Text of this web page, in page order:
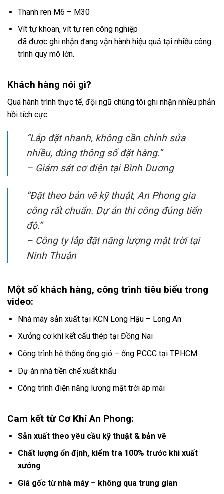
Thanh ren M6 – M30
Vít tự khoan, vít tự ren công nghiệp
đã được ghi nhận đang vận hành hiệu quả tại nhiều công
trình quy mô lớn.
Khách hàng nói gì?
Qua hành trình thực tế, đội ngũ chúng tôi ghi nhận nhiều phản
hồi tích cực:
“Lắp đặt nhanh, không cần chỉnh sửa
nhiều, đúng thông số đặt hàng.”
– Giám sát cơ điện tại Bình Dương
“Đặt theo bản vẽ kỹ thuật, An Phong gia
công rất chuẩn. Dự án thi công đúng tiến
độ.”
– Công ty lắp đặt năng lượng mặt trời tại
Ninh Thuận
Một số khách hàng, công trình tiêu biểu trong
video:
Nhà máy sản xuất tại KCN Long Hậu – Long An
Xưởng cơ khí kết cấu thép tại Đồng Nai
Công trình hệ thống ống gió – ống PCCC tại TP.HCM
Dự án nhà tiền chế xuất khẩu
Công trình điện năng lượng mặt trời áp mái
Cam kết từ Cơ Khí An Phong:
Sản xuất theo yêu cầu kỹ thuật & bản vẽ
Chất lượng ổn định, kiểm tra 100% trước khi xuất
xưởng
Giá gốc từ nhà máy – không qua trung gian